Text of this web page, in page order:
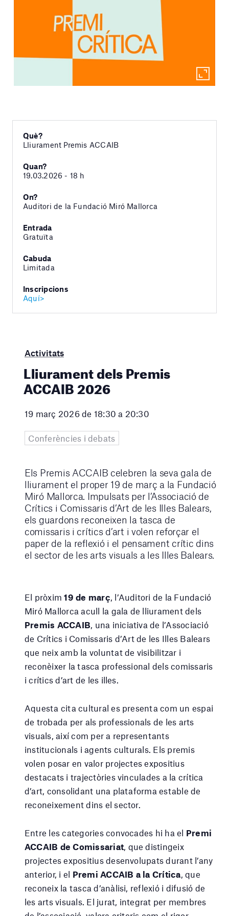
Què?
Lliurament Premis ACCAIB
Quan?
19.03.2026 - 18 h
On?
Auditori de la Fundació Miró Mallorca
Entrada
Gratuïta
Cabuda
Limitada
Inscripcions
Aquí>
Activitats
Lliurament dels Premis
ACCAIB 2026
19 març 2026 de 18:30 a 20:30
Conferències i debats
Els Premis ACCAIB celebren la seva gala de
lliurament el proper 19 de març a la Fundació
Miró Mallorca. Impulsats per l’Associació de
Crítics i Comissaris d’Art de les Illes Balears,
els guardons reconeixen la tasca de
comissaris i crítics d’art i volen reforçar el
paper de la reflexió i el pensament crític dins
el sector de les arts visuals a les Illes Balears.
El pròxim19 de març , l’Auditori de la Fundació
Miró Mallorca acull la gala de lliurament dels
Premis ACCAIB , una iniciativa de l’Associació
de Crítics i Comissaris d’Art de les Illes Balears
que neix amb la voluntat de visibilitzar i
reconèixer la tasca professional dels comissaris
i crítics d’art de les illes.
Aquesta cita cultural es presenta com un espai
de trobada per als professionals de les arts
visuals, així com per a representants
institucionals i agents culturals. Els premis
volen posar en valor projectes expositius
destacats i trajectòries vinculades a la crítica
d’art, consolidant una plataforma estable de
reconeixement dins el sector.
Entre les categories convocades hi ha el Premi
ACCAIB de Comissariat , que distingeix
projectes expositius desenvolupats durant l’any
anterior, i el Premi ACCAIB a la Crítica , que
reconeix la tasca d’anàlisi, reflexió i difusió de
les arts visuals. El jurat, integrat per membres